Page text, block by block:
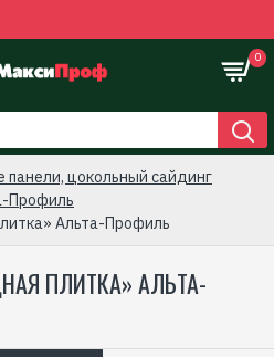
0
цокольный сайдинг
Профиль
Альта-Профиль
ПЛИТКА» АЛЬТА-